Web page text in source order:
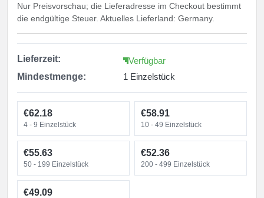
Nur Preisvorschau; die Lieferadresse im Checkout bestimmt
die endgültige Steuer. Aktuelles Lieferland: Germany.
Lieferzeit:
Verfügbar
Mindestmenge:
1 Einzelstück
€62.18
4 - 9 Einzelstück
€58.91
10 - 49 Einzelstück
€55.63
50 - 199 Einzelstück
€52.36
200 - 499 Einzelstück
€49.09